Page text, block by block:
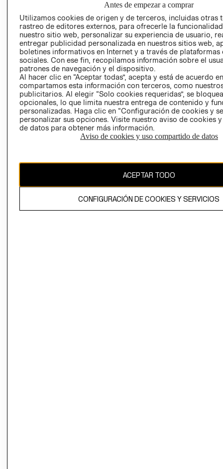
RELACIÓN CON
INVERSIONISTAS
POLÍTICA
EMPRESARIAL
- RETIRO EN
TIENDA
TÉRMINOS Y
CONDICIONES
AVISO DE
PRIVACIDAD
GIFT CARD
AVISO DE
COOKIES
Chile ($)
Antes de empezar a comprar
Utilizamos cookies de origen y de terceros, incluidas otras
rastreo de editores externos, para ofrecerle la
nuestro sitio web, personalizar su experiencia de usuario,
entregar publicidad personalizada en nuestros sitios web,
boletines informativos en Internet y a través de plataformas
sociales. Con ese fin, recopilamos información sobre el
patrones de navegación y el dispositivo.
Al hacer clic en “Aceptar todas”, acepta y está de acuerdo
compartamos esta información con terceros, como
publicitarios. Al elegir “Solo cookies requeridas”, se
opcionales, lo que limita nuestra entrega de contenido y
personalizadas. Haga clic en “Configuración de cookies y
personalizar sus opciones. Visite nuestro aviso de cookies
de datos para obtener más información.
Aviso de cookies y uso compartido de datos
ACEPTAR TODO
CONFIGURACIÓN DE COOKIES Y SERVICIOS